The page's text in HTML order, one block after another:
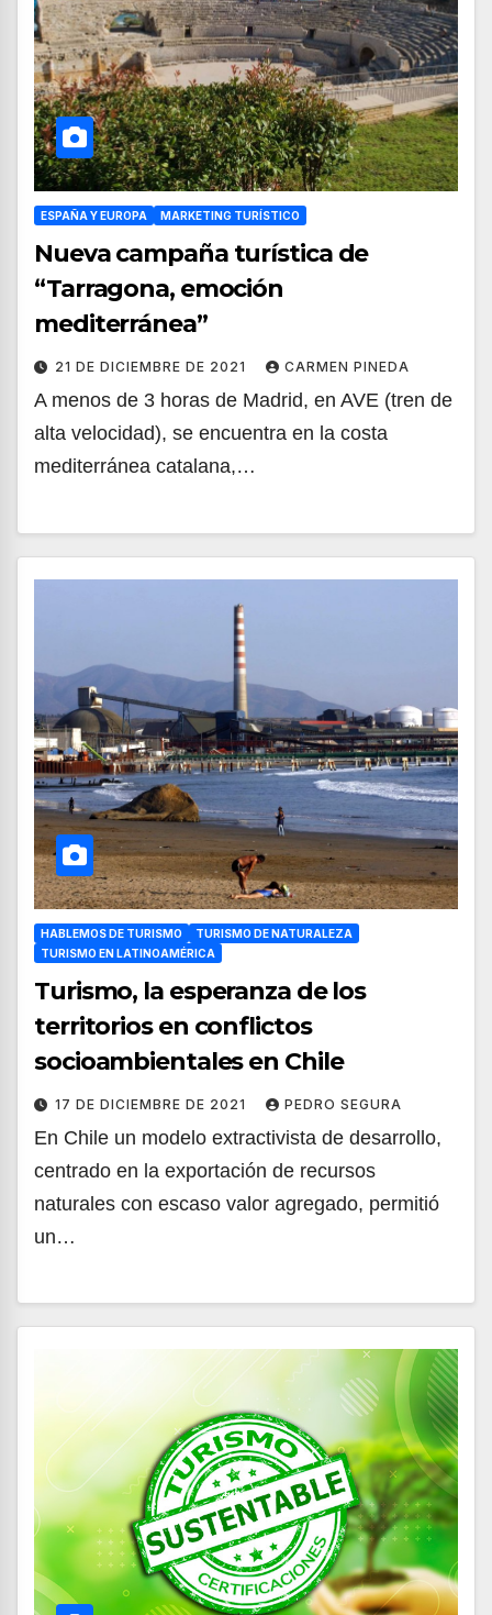
ESPAÑA Y EUROPA MARKETING TURÍSTICO
Nueva campaña turística de
“Tarragona, emoción
mediterránea”
21 DE DICIEMBRE DE 2021 CARMEN PINEDA
A menos de 3 horas de Madrid, en AVE (tren de
alta velocidad), se encuentra en la costa
mediterránea catalana,…
HABLEMOS DE TURISMO
TURISMO DE NATURALEZA
TURISMO EN LATINOAMÉRICA
Turismo, la esperanza de los
territorios en conflictos
socioambientales en Chile
17 DE DICIEMBRE DE 2021 PEDRO SEGURA
En Chile un modelo extractivista de desarrollo,
centrado en la exportación de recursos
naturales con escaso valor agregado, permitió
un…